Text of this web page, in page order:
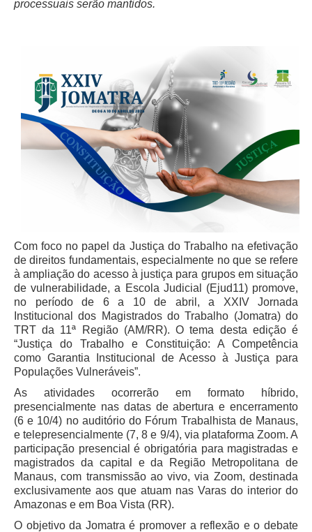
processuais serão mantidos.
Com foco no papel da Justiça do Trabalho na efetivação
de direitos fundamentais, especialmente no que se refere
à ampliação do acesso à justiça para grupos em situação
de vulnerabilidade, a Escola Judicial (Ejud11) promove,
no período de 6 a 10 de abril, a XXIV Jornada
Institucional dos Magistrados do Trabalho (Jomatra) do
TRT da 11ª Região (AM/RR). O tema desta edição é
“Justiça do Trabalho e Constituição: A Competência
como Garantia Institucional de Acesso à Justiça para
Populações Vulneráveis”.
As atividades ocorrerão em formato híbrido,
presencialmente nas datas de abertura e encerramento
(6 e 10/4) no auditório do Fórum Trabalhista de Manaus,
e telepresencialmente (7, 8 e 9/4), via plataforma Zoom. A
participação presencial é obrigatória para magistradas e
magistrados da capital e da Região Metropolitana de
Manaus, com transmissão ao vivo, via Zoom, destinada
exclusivamente aos que atuam nas Varas do interior do
Amazonas e em Boa Vista (RR).
O objetivo da Jomatra é promover a reflexão e o debate